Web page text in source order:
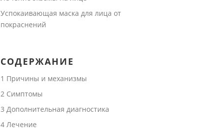
Успокаивающая маска для лица от
покраснений
СОДЕРЖАНИЕ
1 Причины и механизмы
2Симптомы
3 Дополнительная диагностика
4Лечение